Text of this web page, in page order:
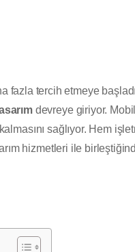
fazla tercih etmeye
devreye giriyor.
sağlıyor. Hem
hizmetleri ile